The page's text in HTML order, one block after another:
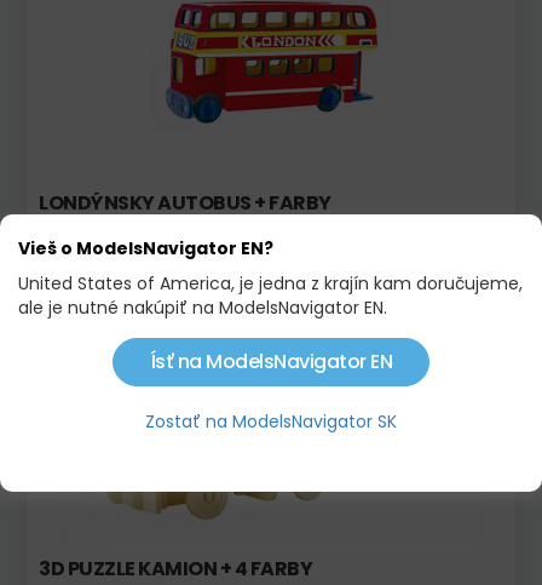
LONDÝNSKY AUTOBUS + FARBY
3,50 €
Na objednávku
3D PUZZLE KAMION + 4 FARBY
Vieš o ModelsNavigator EN?
United States of America, je jedna z krajín kam doručujeme,
ale je nutné nakúpiť na ModelsNavigator EN.
Ísť na ModelsNavigator EN
Zostať na ModelsNavigator SK